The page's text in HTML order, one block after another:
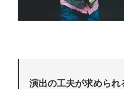
演出の工夫が求められ